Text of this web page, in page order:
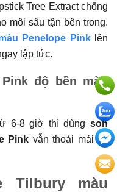
Tree Extract chống
môi sâu tận bên trong.
Penelope Pink lên
lập tức.
độ bền màu
6-8 giờ thì dùng son
Pink vẫn thoải mái vô
Tilbury màu